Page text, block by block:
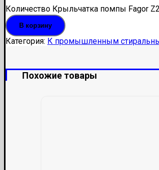
Количество Крыльчатка помпы Fagor
В корзину
Категория: К промышленным
Похожие товары